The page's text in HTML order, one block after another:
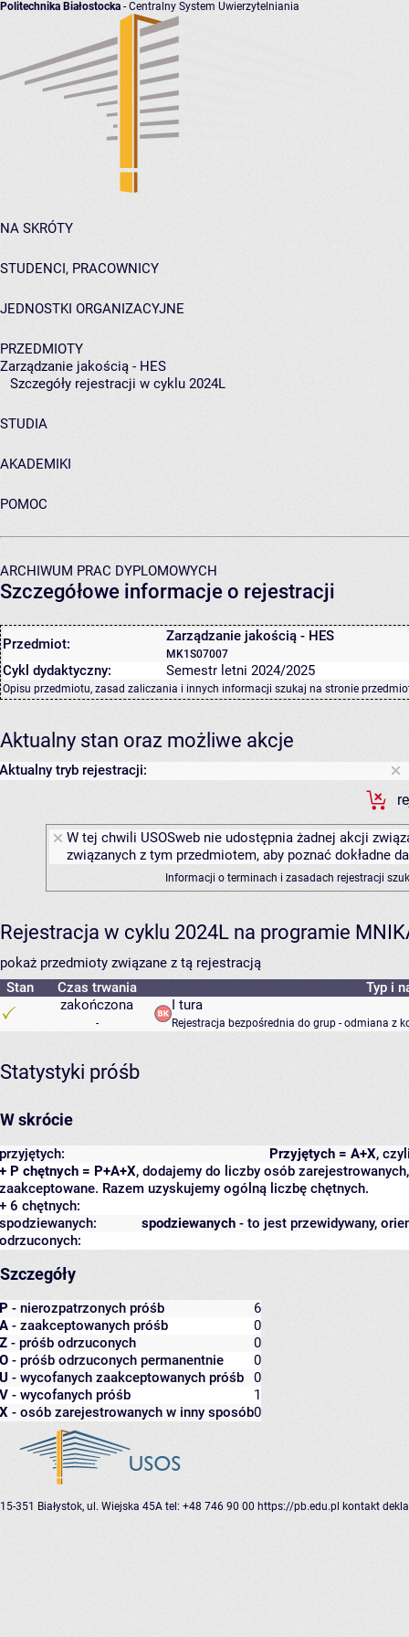
Politechnika Białostocka - Centralny System Uwierzytelniania
NA SKRÓTY
STUDENCI, PRACOWNICY
JEDNOSTKI ORGANIZACYJNE
PRZEDMIOTY
Zarządzanie jakością - HES
Szczegóły rejestracji w cyklu 2024L
STUDIA
AKADEMIKI
POMOC
ARCHIWUM PRAC DYPLOMOWYCH
Szczegółowe informacje o rejestracji
Przedmiot: Zarządzanie jakością - HES
MK1S07007
Cykl dydaktyczny: Semestr letni 2024/2025
Opisu przedmiotu, zasad zaliczania i innych informacji szukaj na stronie
Aktualny stan oraz możliwe akcje
Aktualny tryb rejestracji:
W tej chwili USOSweb nie udostępnia żadnej akcji
związanych z tym przedmiotem, aby poznać dokładne
Informacji o terminach i zasadach rejestracji
Rejestracja w cyklu 2024L na programie
pokaż przedmioty związane z tą rejestracją
Stan
Czas trwania
Typ i
zakończona
-
I tura
Rejestracja bezpośrednia do grup - odmiana z
Statystyki próśb
W skrócie
Przyjętych = A+X,
przyjętych:
+ P chętnych = P+A+X, dodajemy do liczby osób
zaakceptowane. Razem uzyskujemy ogólną liczbę chętnych.
+ 6 chętnych:
spodziewanych - to jest przewidywany,
spodziewanych:
odrzuconych:
Szczegóły
P - nierozpatrzonych próśb
6
A - zaakceptowanych próśb
0
Z - próśb odrzuconych
0
O - próśb odrzuconych permanentnie
0
U - wycofanych zaakceptowanych próśb
0
V - wycofanych próśb
1
X - osób zarejestrowanych w inny sposób0
15-351 Białystok, ul. Wiejska 45A tel: +48 746 90 00 https://pb.edu.pl kontakt